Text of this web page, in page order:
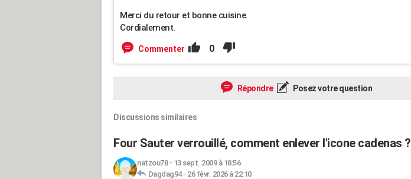
Merci du retour et bonne cuisine.
Cordialement.
Commenter 0
Répondre Posez votre question
Discussions similaires
Four Sauter verrouillé, comment enlever l'icone cadenas ?
natzou78- 13 sept. 2009 à 18:56
Dagdag94- 26 févr. 2026 à 22:10